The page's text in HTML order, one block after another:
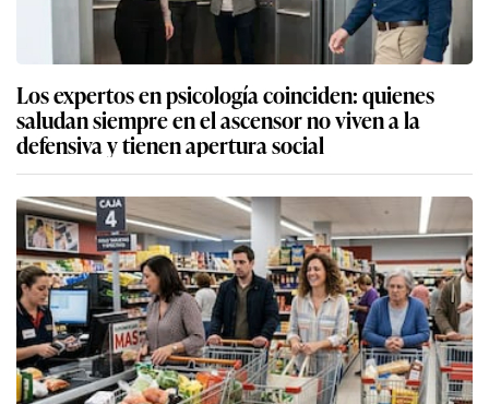
Los expertos en psicología coinciden: quienes
saludan siempre en el ascensor no viven a la
defensiva y tienen apertura social